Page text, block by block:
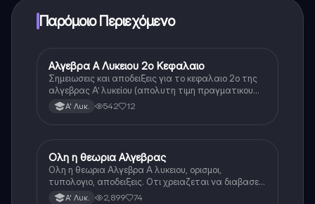
Παρόμοιο Περιεχόμενο
Μαθηματικά
Αλγεβρα Α Λυκειου 2ο Κεφαλαιο
Σημειωσεις και αποδειξεις για το κεφαλαιο 2ο της
αλγεβρας Α’ λυκείου (απολυτη τιμη πραγματικου
αριθμου, ν-οστη ρίζα)
Α' Λυκ. 542 12
Μαθηματικά
Ολη η θεωρια Αλγεβρας
Ολη η θεωρια Αλγεβρα Α λυκειου, ορισμοι,
τυπολογιο, αποδειξεις. Οτι χρειαζεται να διαβασεις
για το θεωρητικο κομματι της αλγεβρας.
Α' Λυκ. 2,899 74